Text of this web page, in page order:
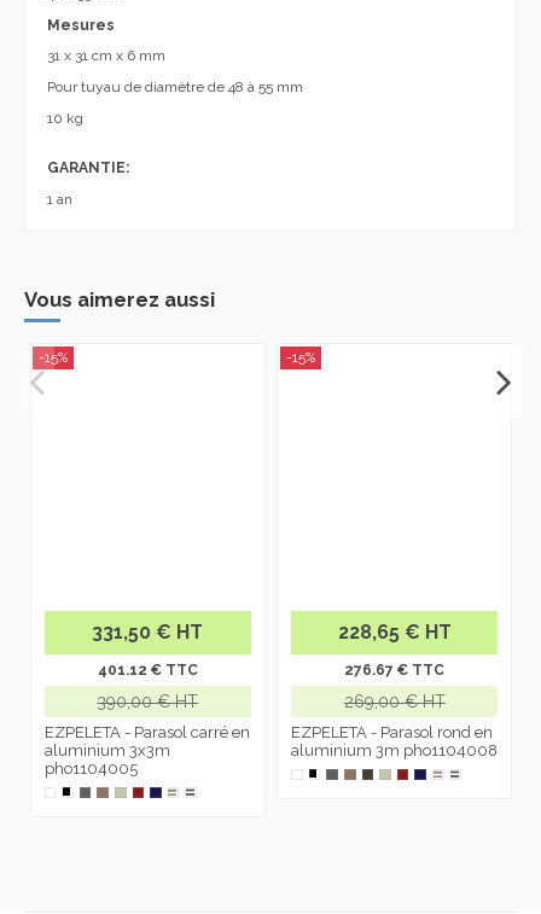
Mesures
31 x 31 cm x 6 mm
Pour tuyau de diamètre de 48 à 55 mm
10 kg
GARANTIE:
1 an
Vous aimerez aussi
-15%
331,50 € HT
401.12 € TTC
390,00 € HT
EZPELETA - Parasol carré en
aluminium 3x3m
pho1104005
-15%
228,65 € HT
276.67 € TTC
269,00 € HT
EZPELETA - Parasol rond en
aluminium 3m pho1104008